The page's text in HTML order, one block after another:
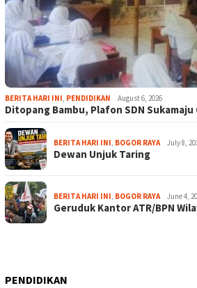
BERITA HARI INI, PENDIDIKAN August 6, 2026
Ditopang Bambu, Plafon SDN
BERITA HARI INI, BOGOR RAYA July 8,
Dewan Unjuk Taring
BERITA HARI INI, BOGOR RAYA June 4,
Geruduk Kantor ATR/BPN
PENDIDIKAN